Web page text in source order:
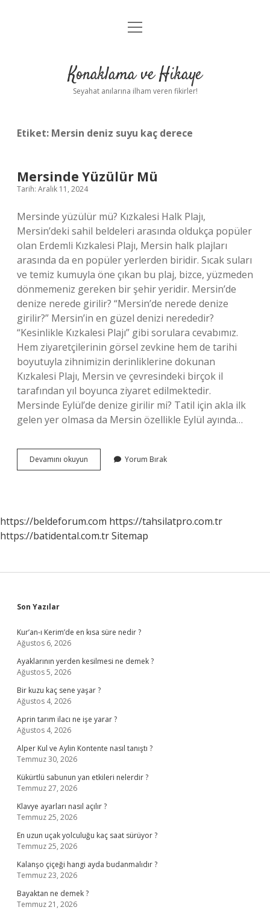
Anasayfa
Yasal Uyarı
menüyü
Konaklama ve Hikaye
Seyahat anılarına ilham veren fikirler!
Etiket: Mersin deniz suyu kaç derece
Mersinde Yüzülür Mü
Tarih: Aralık 11, 2024
Mersinde yüzülür mü? Kızkalesi Halk Plajı,
Mersin’deki sahil beldeleri arasında oldukça popüler
olan Erdemli Kızkalesi Plajı, Mersin halk plajları
arasında da en popüler yerlerden biridir. Sıcak suları
ve temiz kumuyla öne çıkan bu plaj, bizce, yüzmeden
dönmemeniz gereken bir şehir yeridir. Mersin’de
denize nerede girilir? “Mersin’de nerede denize
girilir?” Mersin’in en güzel denizi nerededir?
“Kesinlikle Kızkalesi Plajı” gibi sorulara cevabımız.
Hem ziyaretçilerinin görsel zevkine hem de tarihi
boyutuyla zihnimizin derinliklerine dokunan
Kızkalesi Plajı, Mersin ve çevresindeki birçok il
tarafından yıl boyunca ziyaret edilmektedir.
Mersinde Eylül’de denize girilir mi? Tatil için akla ilk
gelen yer olmasa da Mersin özellikle Eylül ayında…
Devamını okuyun Mersinde
Yüzülür
Yorum Bırak
https://beldeforum.com https://tahsilatpro.com.tr
https://batidental.com.trSitemap
Sidebar
Son Yazılar
Kur’an-ı Kerim’de en kısa süre nedir ?
Ağustos 6, 2026
Ayaklarının yerden kesilmesi ne demek ?
Ağustos 5, 2026
Bir kuzu kaç sene yaşar ?
Ağustos 4, 2026
Aprin tarım ilacı ne işe yarar ?
Ağustos 4, 2026
Alper Kul ve Aylin Kontente nasıl tanıştı ?
Temmuz 30, 2026
Kükürtlü sabunun yan etkileri nelerdir ?
Temmuz 27, 2026
Klavye ayarları nasıl açılır ?
Temmuz 25, 2026
En uzun uçak yolculuğu kaç saat sürüyor ?
Temmuz 25, 2026
Kalanşo çiçeği hangi ayda budanmalıdır ?
Temmuz 23, 2026
Bayaktan ne demek ?
Temmuz 21, 2026